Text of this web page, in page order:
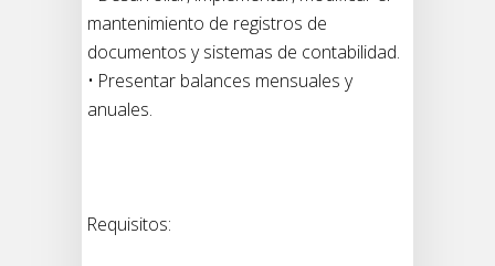
mantenimiento de registros de
documentos y sistemas de contabilidad.
• Presentar balances mensuales y
anuales.
Requisitos: